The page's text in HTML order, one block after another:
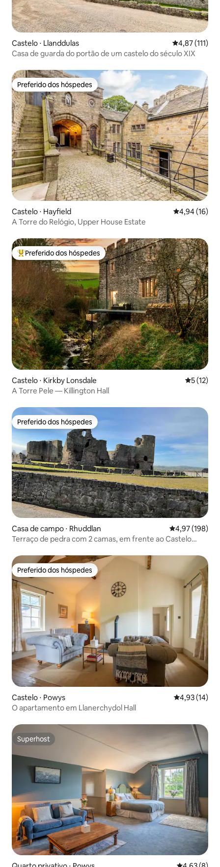
Castelo ⋅ Llanddulas 4,87 de uma
4,87 (111)
Casa de guarda do portão de um castelo do século XIX
Preferido dos hóspedes
Preferido dos hóspedes
Castelo ⋅ Hayfield 4,94 de uma
4,94 (16)
A Torre do Relógio, Upper House Estate
Entre os melhores preferidos dos hóspedes
Preferido dos hóspedes
Castelo ⋅ Kirkby Lonsdale 5 de uma
5 (12)
A Torre Pele — Killington Hall
Preferido dos hóspedes
Preferido dos hóspedes
Casa de campo ⋅ Rhuddlan 4,97 de uma
4,97 (198)
Terraço de pedra com 2 camas, em frente ao Castelo
Preferido dos hóspedes
Preferido dos hóspedes
Castelo ⋅ Powys 4,93 de uma
4,93 (14)
O apartamento em Llanerchydol Hall
Superhost
Superhost